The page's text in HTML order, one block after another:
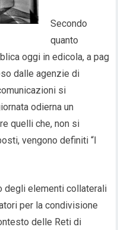
Secondo
quanto
oggi in edicola, a pag
dalle agenzie di
si
odierna un
quelli che, non si
vengono definiti “I
degli elementi collaterali
per la condivisione
delle Reti di